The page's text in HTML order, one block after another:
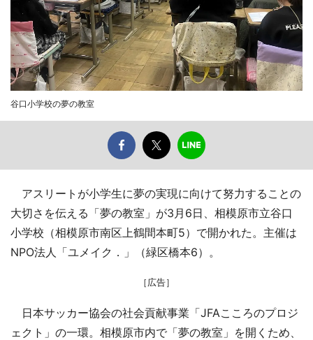
谷口小学校の夢の教室
アスリートが小学生に夢の実現に向けて努力することの
大切さを伝える「夢の教室」が3月6日、相模原市立谷口
小学校（相模原市南区上鶴間本町5）で開かれた。主催は
NPO法人「ユメイク．」（緑区橋本6）。
［広告］
日本サッカー協会の社会貢献事業「JFAこころのプロジ
ェクト」の一環。相模原市内で「夢の教室」を開くため、